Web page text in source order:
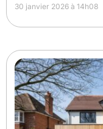
30 janvier 2026 à 14h08